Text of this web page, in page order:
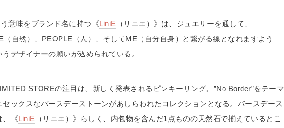
う意味をブランド名に持つ《LiniE （リニエ）》は、ジュエリーを通して、
（自然）、PEOPLE（人）、そしてME（自分自身）と繋がる線となれますよう
うデザイナーの願いが込められている。
STOREの注目は、新しく発表されるピンキーリング。”No Border”をテーマ
セックスなバースデーストーンがあしらわれたコレクションとなる。バースデース
、《LiniE （リニエ）》らしく、内包物を含んだ1点ものの天然石で揃えているとこ